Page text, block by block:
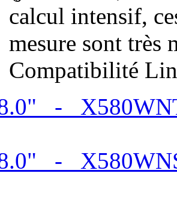
calcul intensif,
mesure sont très
Compatibilité
-
-